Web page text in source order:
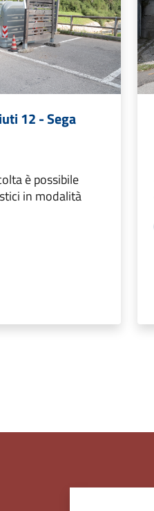
12 - Sega
è possibile
in modalità